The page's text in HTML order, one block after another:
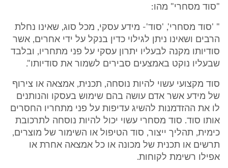
"סוד מסחרי" מהו:
" 'סוד מסחרי', 'סוד'- מידע עסקי, מכל סוג, שאינו נחלת
הרבים ושאינו ניתן לגילוי כדין בנקל על ידי אחרים, אשר
סודיותו מקנה לבעליו יתרון עסקי על פני מתחריו, ובלבד
שבעליו נוקט באמצעים סבירים לשמור את סודיותו".
סוד מקצועי עשוי להיות נוסחה, תכנית, אמצאה או צירוף
של מידע אשר אדם עושה בהם שימוש בעסקו והנותנים
לו את ההזדמנות להשיג עדיפות על פני מתחריו החסרים
אותו סוד. סוד מסחרי עשוי יכול להיות נוסחה לתרכובת
כימית, תהליך ייצור, סוד הטיפול או השימור של מוצרים,
תרשים או תכנית של מכונה או כל אמצאה אחרת או
אפילו רשימת לקוחות.